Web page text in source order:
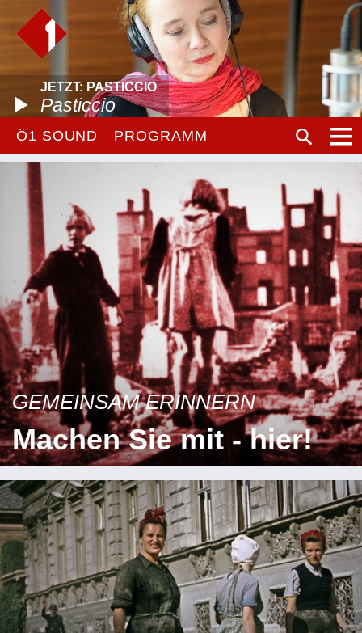
JETZT: PASTICCIO
Pasticcio
Ö1 SOUND PROGRAMM
GEMEINSAM ERINNERN
Machen Sie mit - hier!